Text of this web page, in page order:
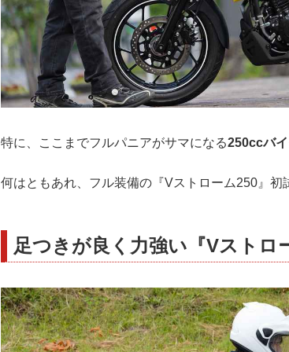
特に、ここまでフルパニアがサマになる250ccバ
何はともあれ、フル装備の『Vストローム250』初
足つきが良く力強い『Vストロ